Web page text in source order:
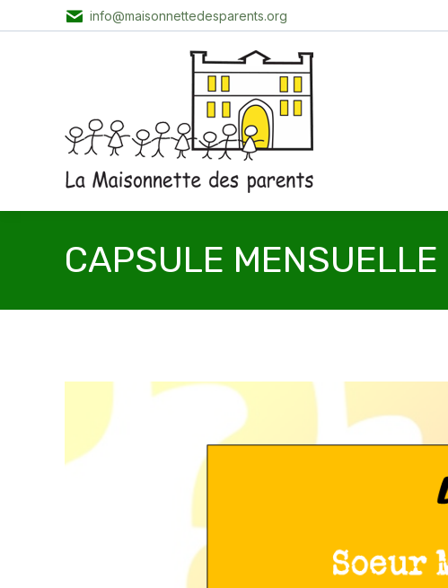
info@maisonnettedesparents.org
CAPSULE MENSUELLE